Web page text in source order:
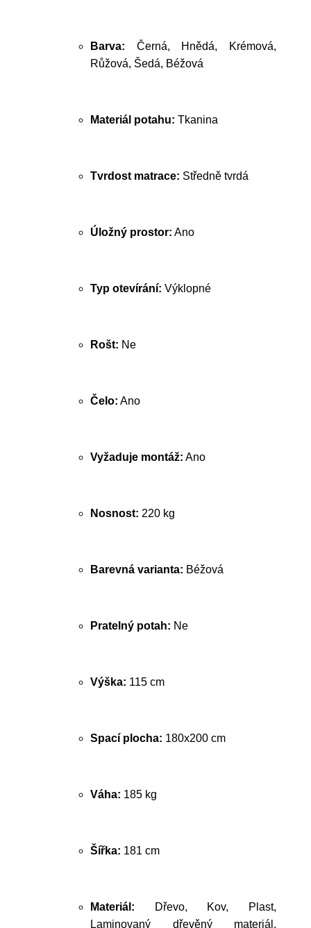
Barva: Černá, Hnědá, Krémová,
Růžová, Šedá, Béžová
Materiál potahu: Tkanina
Tvrdost matrace: Středně tvrdá
Úložný prostor: Ano
Typ otevírání: Výklopné
Rošt: Ne
Čelo: Ano
Vyžaduje montáž: Ano
Nosnost: 220 kg
Barevná varianta: Béžová
Pratelný potah: Ne
Výška: 115 cm
Spací plocha: 180x200 cm
Váha: 185 kg
Šířka: 181 cm
Materiál: Dřevo, Kov, Plast,
Laminovaný dřevěný materiál,